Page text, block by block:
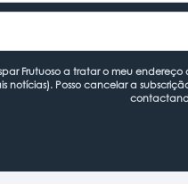
Frutuoso a tratar o meu
notícias). Posso cancelar a